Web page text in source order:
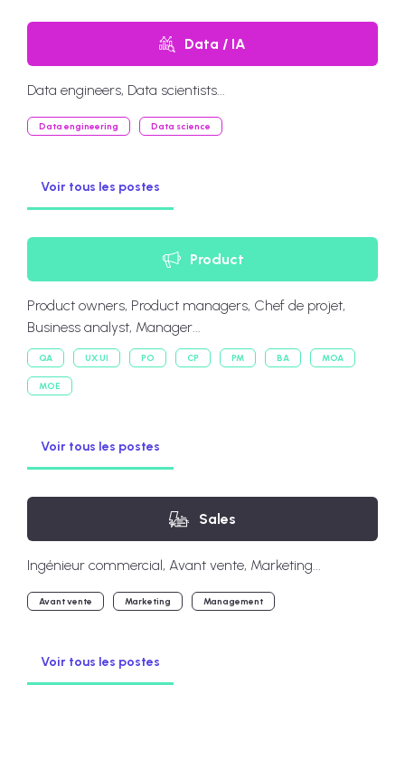
Data / IA
Data engineers, Data scientists...
Data engineering Data science
Voir tous les postes
Product
Product owners, Product managers, Chef de projet,
Business analyst, Manager...
QA UX UI PO CP PM BA MOA
MOE
Voir tous les postes
Sales
Ingénieur commercial, Avant vente, Marketing...
Avant vente Marketing Management
Voir tous les postes